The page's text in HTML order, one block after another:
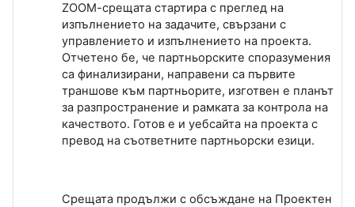
ZOOM-срещата стартира с преглед на
изпълнението на задачите, свързани с
управлението и изпълнението на проекта.
Отчетено бе, че партньорските споразумения
са финализирани, направени са първите
траншове към партньорите, изготвен е планът
за разпространение и рамката за контрола на
качеството. Готов е и уебсайта на проекта с
превод на съответните партньорски езици.
Срещата продължи с обсъждане на Проектен